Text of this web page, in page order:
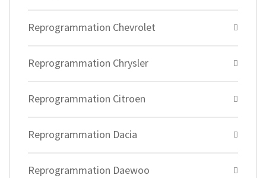
Reprogrammation Chevrolet
Reprogrammation Chrysler
Reprogrammation Citroen
Reprogrammation Dacia
Reprogrammation Daewoo